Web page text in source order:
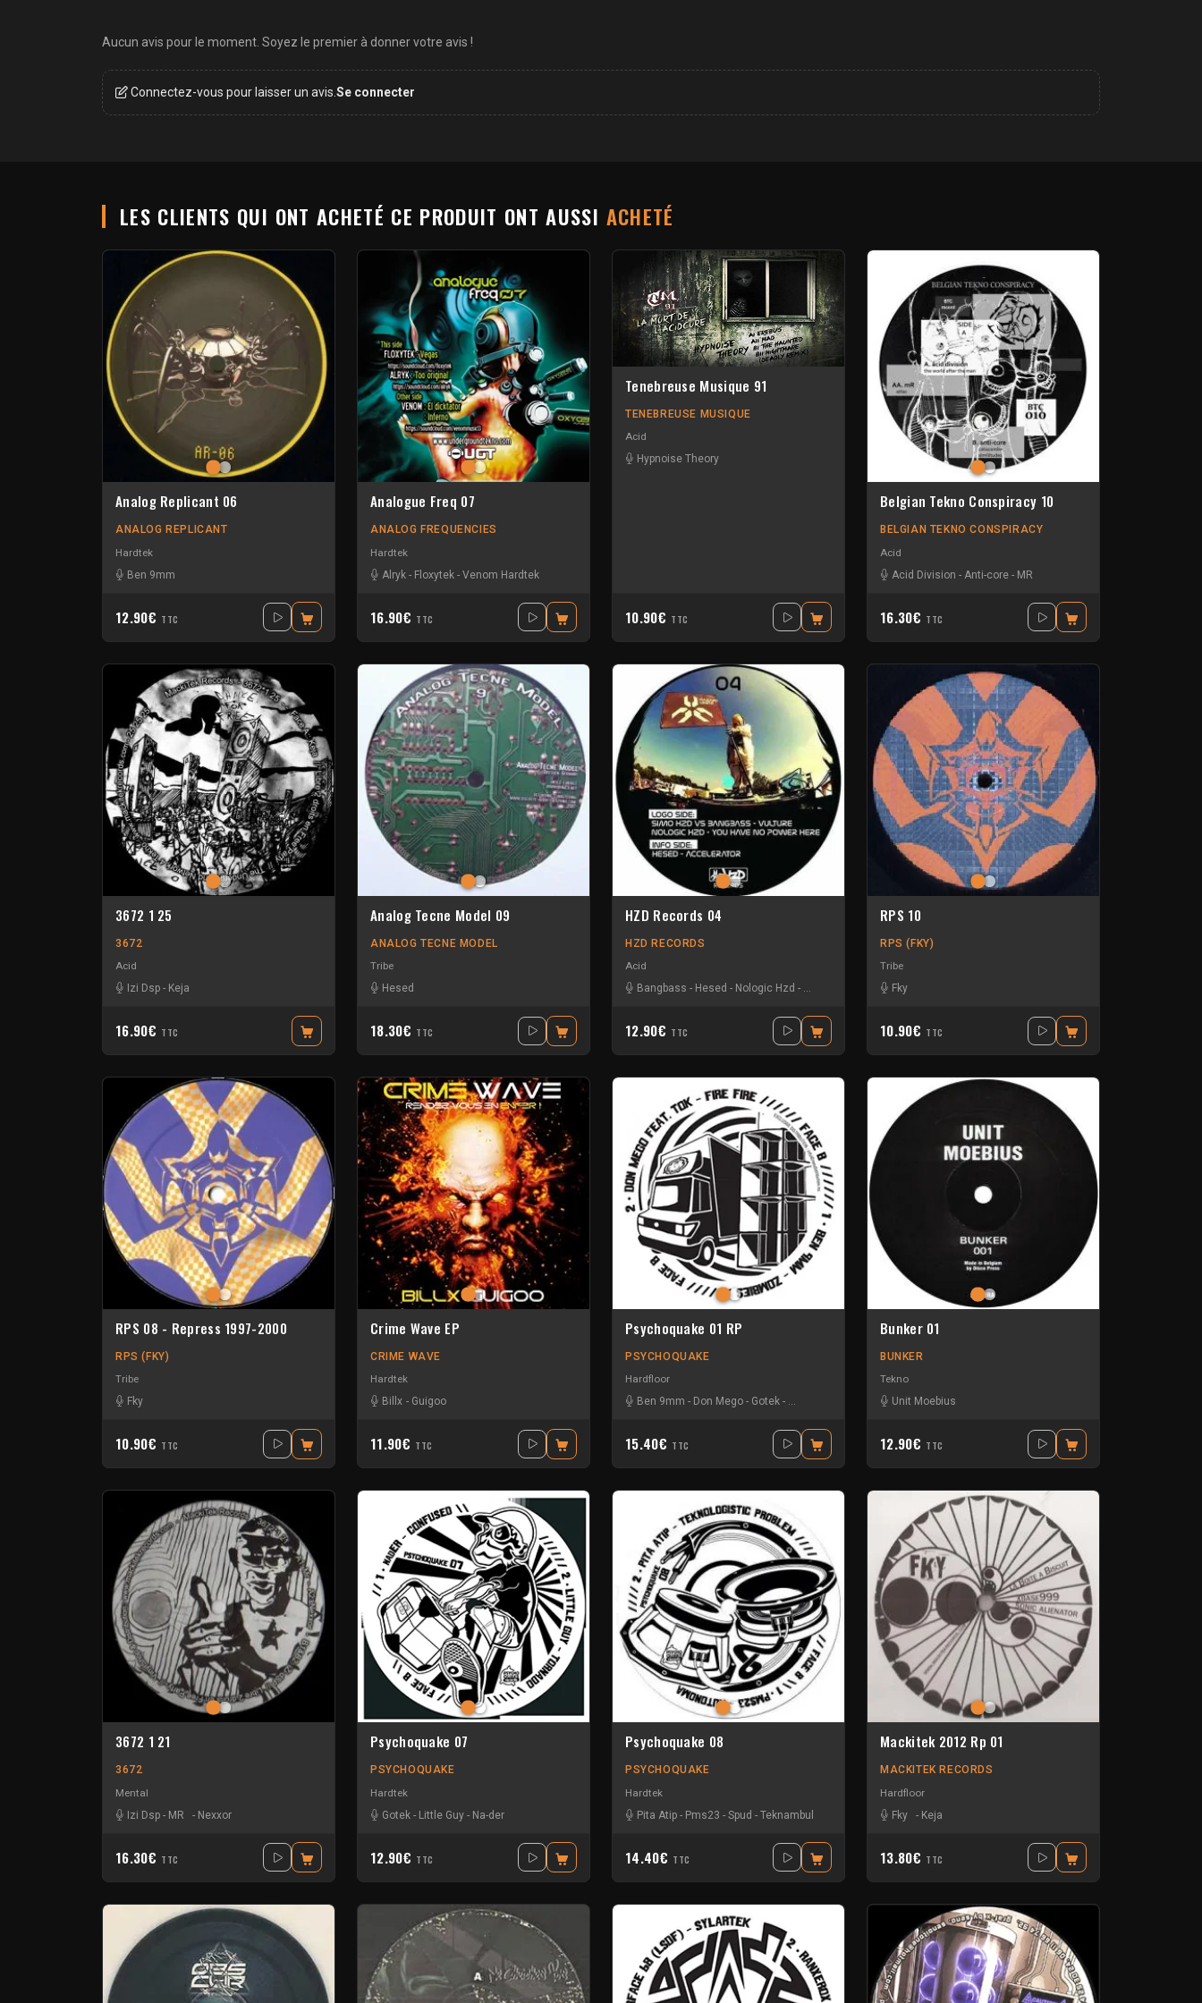
Aucun avis pour le moment. Soyez le premier à donner votre avis !
Connectez-vous pour laisser un avis.Se connecter
LES CLIENTS QUI ONT ACHETÉ CE PRODUIT ONT AUSSI ACHETÉ
Analog Replicant 06
ANALOG REPLICANT
Hardtek
Ben 9mm
12.90€ TTC
Analogue Freq 07
ANALOG FREQUENCIES
Hardtek
Alryk - Floxytek - Venom Hardtek
16.90€ TTC
Tenebreuse Musique 91
TENEBREUSE MUSIQUE
Acid
Hypnoise Theory
10.90€ TTC
Belgian Tekno Conspiracy 10
BELGIAN TEKNO CONSPIRACY
Acid
Acid Division - Anti-core - MR
16.30€ TTC
3672 1 25
3672
Acid
Izi Dsp - Keja
16.90€ TTC
Analog Tecne Model 09
ANALOG TECNE MODEL
Tribe
Hesed
18.30€ TTC
HZD Records 04
HZD RECORDS
Acid
Bangbass - Hesed - Nologic Hzd - Simo HZD
12.90€ TTC
RPS 10
RPS (FKY)
Tribe
Fky
10.90€ TTC
RPS 08 - Repress 1997-2000
RPS (FKY)
Tribe
Fky
10.90€ TTC
Crime Wave EP
CRIME WAVE
Hardtek
Billx - Guigoo
11.90€ TTC
Psychoquake 01 RP
PSYCHOQUAKE
Hardfloor
Ben 9mm - Don Mego - Gotek - Ranxerox
15.40€ TTC
Bunker 01
BUNKER
Tekno
Unit Moebius
12.90€ TTC
3672 1 21
3672
Mental
Izi Dsp - MR - Nexxor
16.30€ TTC
Psychoquake 07
PSYCHOQUAKE
Hardtek
Gotek - Little Guy - Na-der
12.90€ TTC
Psychoquake 08
PSYCHOQUAKE
Hardtek
Pita Atip - Pms23 - Spud - Teknambul
14.40€ TTC
Mackitek 2012 Rp 01
MACKITEK RECORDS
Hardfloor
Fky
- Keja
13.80€ TTC